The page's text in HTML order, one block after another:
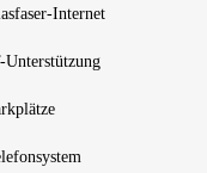
Internet
Unterstützung